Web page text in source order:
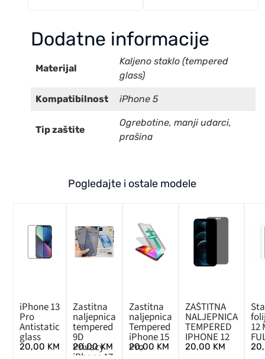
Dodatne informacije
Materijal
Kaljeno staklo (tempered
glass)
Kompatibilnost iPhone 5
Tip zaštite
Ogrebotine, manji udarci,
prašina
Pogledajte i ostale modele
iPhone 13
Pro
Antistatic
glass
20,00 KM
Zastitna
naljepnica
tempered
9D
Privacy
20,00KM
Zastitna
naljepnica
Tempered
iPhone 15
Pro
20,00 KM
ZAŠTITNA
NALJEPNICA
TEMPERED
IPHONE 12
20,00 KM
12